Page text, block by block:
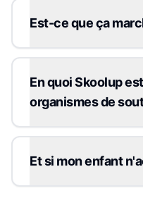
Est-ce que ça
En quoi Skoolup
organismes de
Et si mon enfant